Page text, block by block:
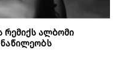
რემიქს ალბომი